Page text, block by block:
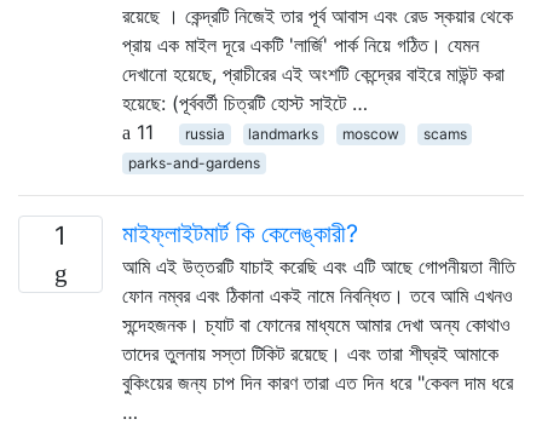
রয়েছে । কেন্দ্রটি নিজেই তার পূর্ব আবাস এবং রেড স্কয়ার থেকে
প্রায় এক মাইল দূরে একটি 'লার্জি' পার্ক নিয়ে গঠিত। যেমন
দেখানো হয়েছে, প্রাচীরের এই অংশটি কেন্দ্রের বাইরে মাউন্ট করা
হয়েছে: (পূর্ববর্তী চিত্রটি হোস্ট সাইটে …
11
russia landmarks moscow
scams
parks-and-gardens
1 মাইফ্লাইটমার্ট কি কেলেঙ্কারী?
আমি এই উত্তরটি যাচাই করেছি এবং এটি আছে গোপনীয়তা নীতি
ফোন নম্বর এবং ঠিকানা একই নামে নিবন্ধিত। তবে আমি এখনও
সন্দেহজনক। চ্যাট বা ফোনের মাধ্যমে আমার দেখা অন্য কোথাও
তাদের তুলনায় সস্তা টিকিট রয়েছে। এবং তারা শীঘ্রই আমাকে
বুকিংয়ের জন্য চাপ দিন কারণ তারা এত দিন ধরে "কেবল দাম ধরে
…